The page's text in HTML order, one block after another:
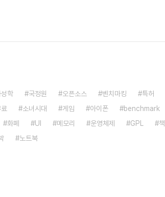
학 국정원 오픈소스 벤치마킹 특허
소녀시대 게임 아이폰 benchmark
화폐 UI 메모리 운영체제 GPL 책
노트북